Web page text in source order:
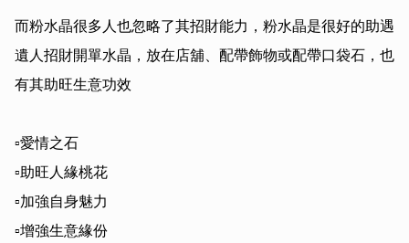
而粉水晶很多人也忽略了其招財能力，粉水晶是很好的助遇
遺人招財開單水晶，放在店舖、配帶飾物或配帶口袋石，也
有其助旺生意功效
▫️愛情之石
▫️助旺人緣桃花
▫️加強自身魅力
▫️增強生意緣份